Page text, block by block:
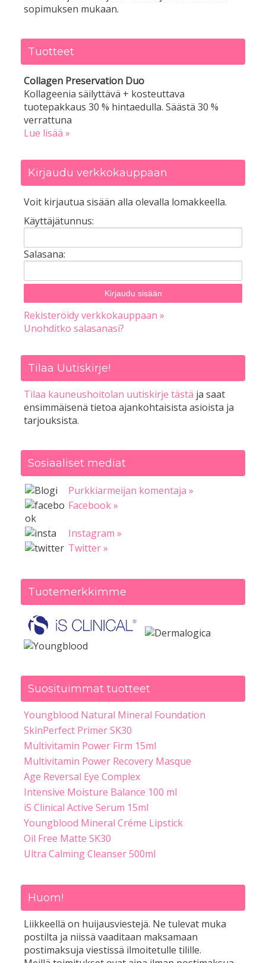
sopimuksen mukaan.
Tuotteet
Collagen Preservation Duo
Kollageenia säilyttävä + kosteuttava
tuotepakkaus 30 % hintaedulla. Säästä 30 %
verrattuna
Lue lisää »
Kirjaudu verkkokauppaan
Voit kirjautua sisään alla olevalla lomakkeella.
Käyttäjätunnus:
Salasana:
Rekisteröidy verkkokauppaan »
Unohditko salasanasi?
Tilaa Uutiskirje!
Tilaa kauneushoitolan uutiskirje tästä ja saat
ensimmäisenä tietoa ajankohtaisista asioista ja
tarjouksista.
Sosiaaliset mediat
Purkkiarmeijan komentaja »
Facebook »
Instagram »
Twitter »
Tuotemerkkimme
Suosituimmat tuotteet
Youngblood Natural Mineral Foundation
SkinPerfect Primer SK30
Multivitamin Power Firm 15ml
Multivitamin Power Recovery Masque
Age Reversal Eye Complex
Intensive Moisture Balance 100 ml
iS Clinical Active Serum 15ml
Youngblood Mineral Créme Lipstick
Oil Free Matte SK30
Ultra Calming Cleanser 500ml
Huom!
Liikkeellä on huijausviestejä. Ne tulevat muka
postilta ja niissä vaaditaan maksamaan
postimaksuja viestissä ilmoitetulle tilille.